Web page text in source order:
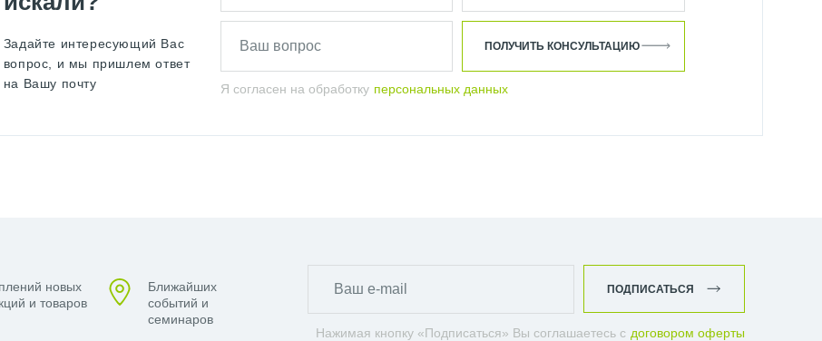
Задайте интересующий Вас
вопрос, и мы пришлем ответ
на Вашу почту
Я согласен на обработку персональных данных
ПОЛУЧИТЬ КОНСУЛЬТАЦИЮ
новых
и товаров
Ближайших
событий и
семинаров
Нажимая кнопку «Подписаться» Вы соглашаетесь с договором оферты
ПОДПИСАТЬСЯ